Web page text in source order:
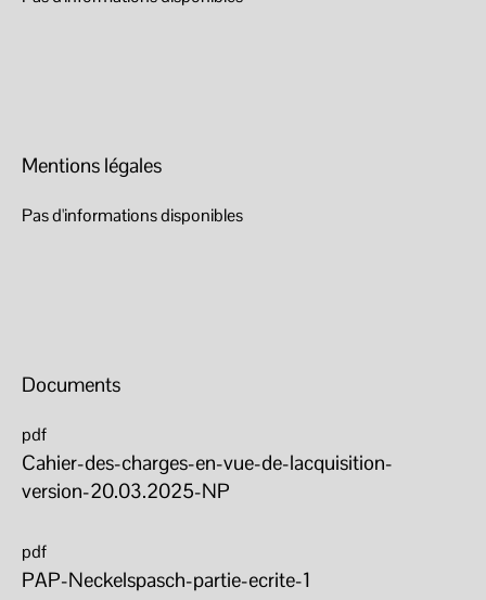
Mentions légales
Pas d'informations disponibles
Documents
pdf
Cahier-des-charges-en-vue-de-lacquisition-
version-20.03.2025-NP
pdf
PAP-Neckelspasch-partie-ecrite-1